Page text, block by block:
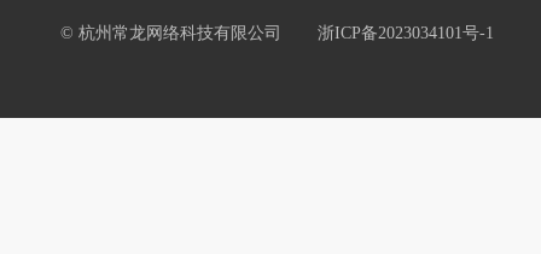
© 杭州常龙网络科技有限公司 浙ICP备2023034101号-1